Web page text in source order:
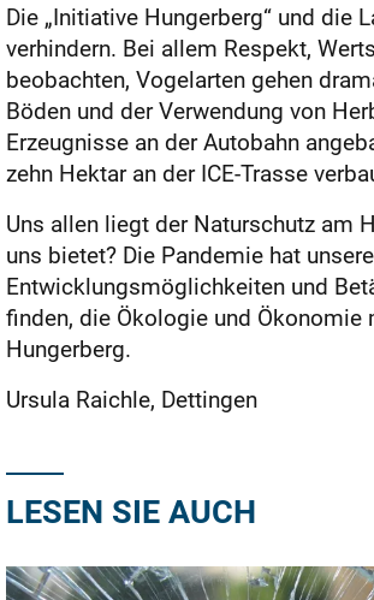
Die „Initiative Hungerberg“ und die
verhindern. Bei allem Respekt,
beobachten, Vogelarten gehen
Böden und der Verwendung von
Erzeugnisse an der Autobahn
zehn Hektar an der ICE-Trasse
Uns allen liegt der Naturschutz am
uns bietet? Die Pandemie hat
Entwicklungsmöglichkeiten und
finden, die Ökologie und
Hungerberg.
Ursula Raichle, Dettingen
LESEN SIE AUCH